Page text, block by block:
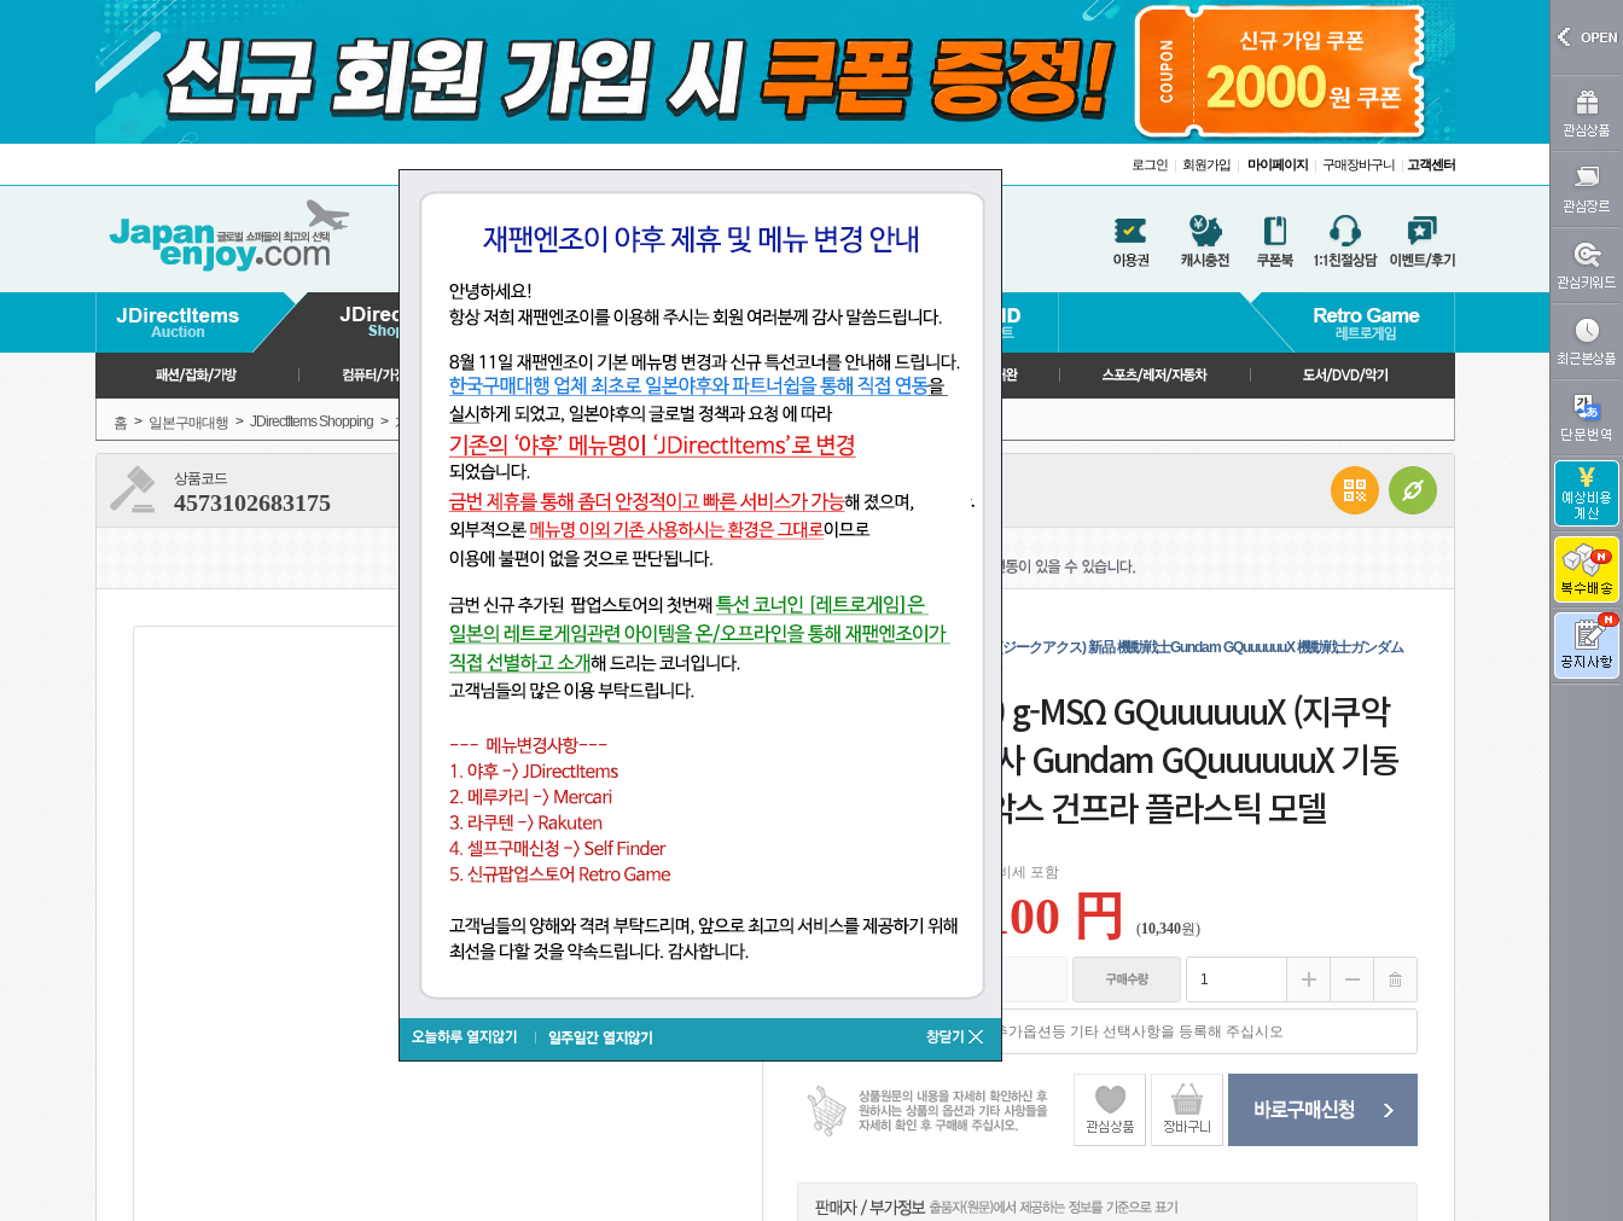
로그인 | 회원가입 | 마이페이지 | 구매장바구니 | 고객센터
홈 > 일본구매대행 > JDirectItems Shopping > 게임,장난감 > 모형, 프라모델 > 로봇
상품코드
4573102683175
HG 1/144 (001)g-MSΩ GQuuuuuuX (ジークアクス) 新品 機動戦士Gundam GQuuuuuuX 機動戦士ガンダム
HG 1/144 (001) g-MSΩ GQuuuuuuX (지쿠악
스) 신품 기동전사 Gundam GQuuuuuuX 기동
전사 건담 지크악스 건프라 플라스틱 모델
일본 소비세 포함
1,100 円 (10,340원)